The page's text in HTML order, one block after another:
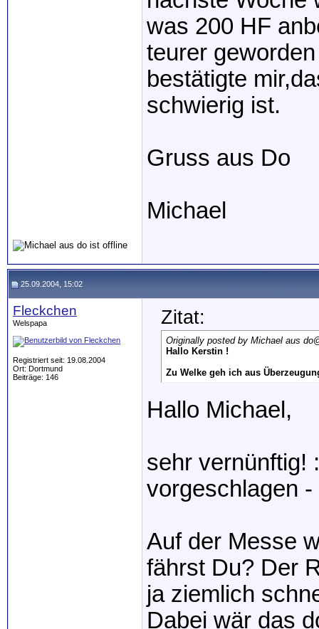
was 200 HF
teurer
bestätigte
schwierig ist.
Gruss aus Do
Michael
25.09.2004, 15:02
Fleckchen
Welspapa
Registriert seit: 19.08.2004
Ort: Dortmund
Beiträge: 146
Zitat:
Originally posted by Michael aus do
Hallo Kerstin !
Zu Welke geh ich aus
Hallo Michael,
sehr vernünftig!
vorgeschlagen
Auf der Messe
fährst Du? Der
ja ziemlich
Dabei wär das